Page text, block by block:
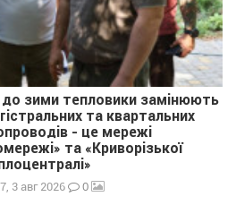
до зими тепловики замінюють
та квартальних
- це мережі
та «Криворізької
3 авг 2026 0